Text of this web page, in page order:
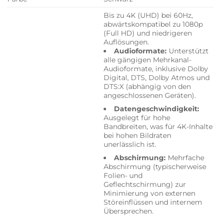
Bis zu 4K (UHD) bei 60Hz,
abwärtskompatibel zu 1080p
(Full HD) und niedrigeren
Auflösungen.
Audioformate: Unterstützt
alle gängigen Mehrkanal-
Audioformate, inklusive Dolby
Digital, DTS, Dolby Atmos und
DTS:X (abhängig von den
angeschlossenen Geräten).
Datengeschwindigkeit:
Ausgelegt für hohe
Bandbreiten, was für 4K-Inhalte
bei hohen Bildraten
unerlässlich ist.
Abschirmung: Mehrfache
Abschirmung (typischerweise
Folien- und
Geflechtschirmung) zur
Minimierung von externen
Störeinflüssen und internem
Übersprechen.